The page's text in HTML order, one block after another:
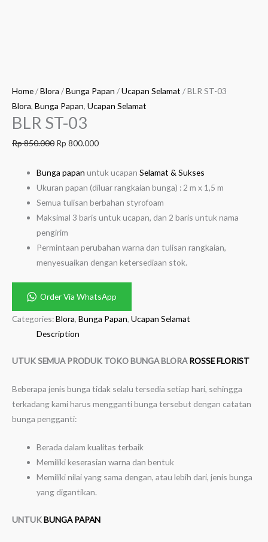
Home/Blora /Bunga Papan /Ucapan Selamat / BLR ST-03
Blora, Bunga Papan, Ucapan Selamat
BLR ST-03
Rp850.000 Rp 800.000
Bunga papan untuk ucapanSelamat & Sukses
Ukuran papan (diluar rangkaian bunga) : 2 m x 1,5 m
Semua tulisan berbahan styrofoam
Maksimal 3 baris untuk ucapan, dan 2 baris untuk nama
pengirim
Permintaan perubahan warna dan tulisan rangkaian,
menyesuaikan dengan ketersediaan stok.
Order Via WhatsApp
Categories:Blora, Bunga Papan, Ucapan Selamat
Description
UTUK SEMUA PRODUK TOKO BUNGA BLORAROSSE FLORIST
Beberapa jenis bunga tidak selalu tersedia setiap hari, sehingga
terkadang kami harus mengganti bunga tersebut dengan catatan
bunga pengganti:
Berada dalam kualitas terbaik
Memiliki keserasian warna dan bentuk
Memiliki nilai yang sama dengan, atau lebih dari, jenis bunga
yang digantikan.
UNTUKBUNGA PAPAN